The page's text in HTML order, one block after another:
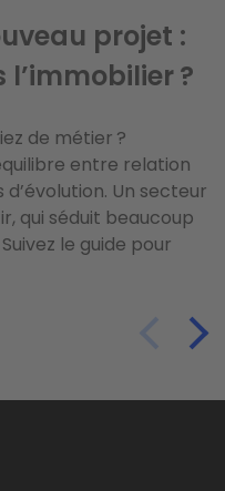
projet :
?
de métier ?
entre relation
Un secteur
qui séduit beaucoup
le guide pour
état daté
informations
l'acquéreur et où les
état daté, mais
? On vous facilite la
qu...
de
de votre syndic.
vous racketter. Il
pour couvrir les
Ce sont les
ça marche.